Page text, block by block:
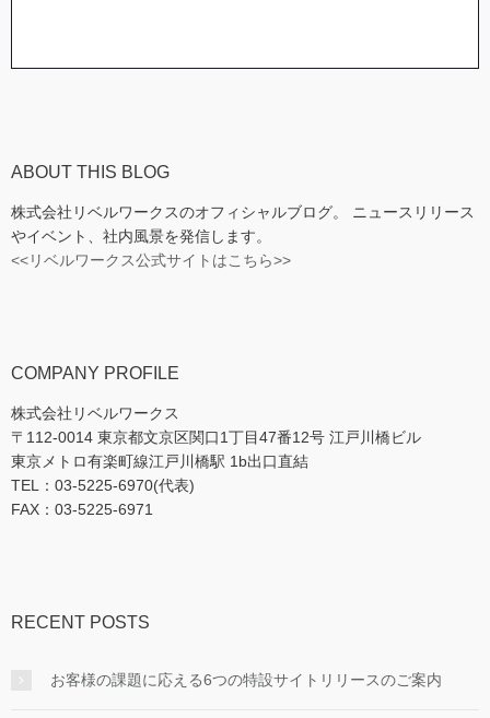
ABOUT THIS BLOG
株式会社リベルワークスのオフィシャルブログ。 ニュースリリース
やイベント、社内風景を発信します。
<<リベルワークス公式サイトはこちら>>
COMPANY PROFILE
株式会社リベルワークス
〒112-0014 東京都文京区関口1丁目47番12号 江戸川橋ビル
東京メトロ有楽町線江戸川橋駅 1b出口直結
TEL：03-5225-6970(代表)
FAX：03-5225-6971
RECENT POSTS
お客様の課題に応える6つの特設サイトリリースのご案内